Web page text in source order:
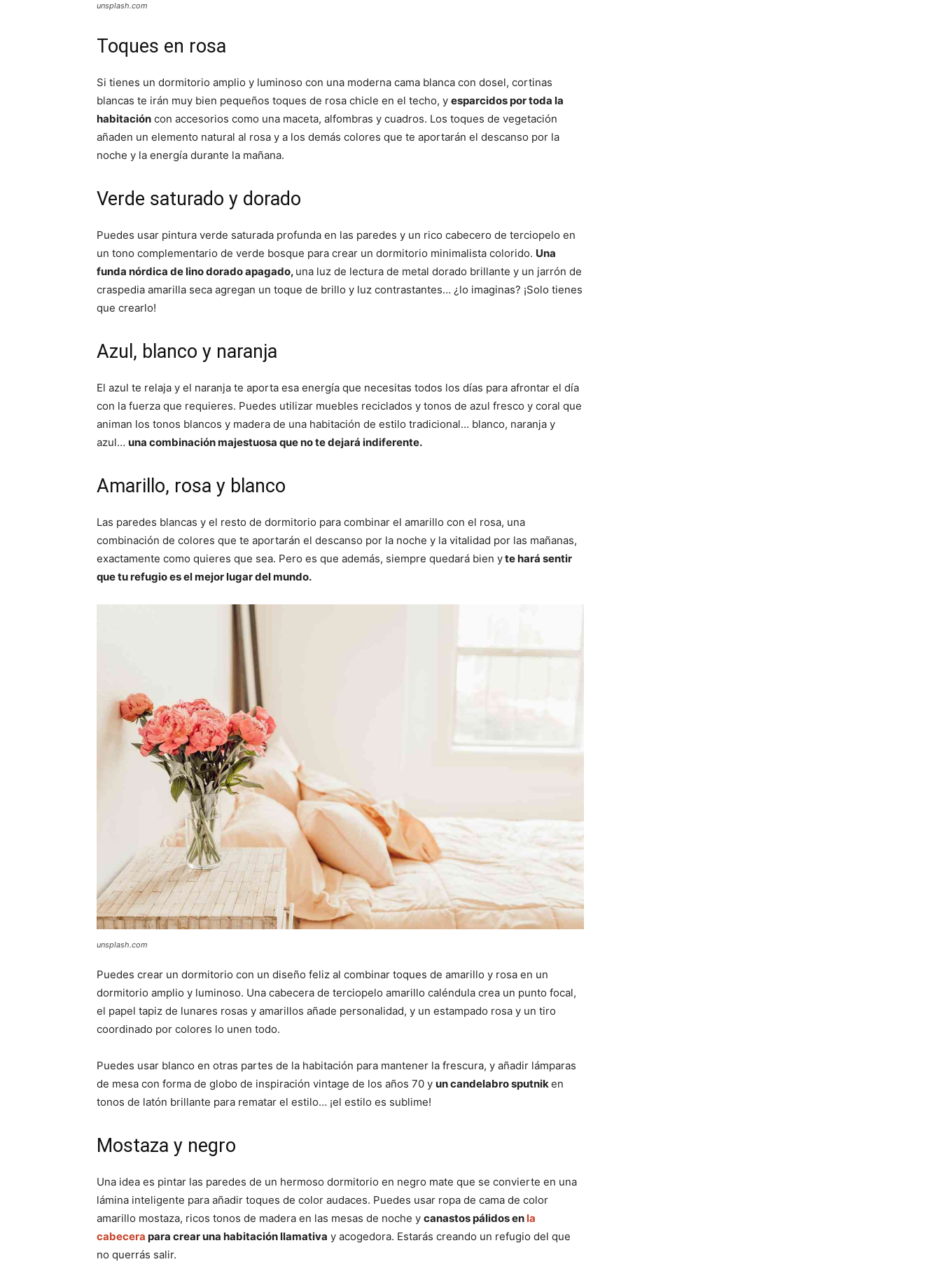
unsplash.com
Toques en rosa
Si tienes un dormitorio amplio y luminoso con una moderna cama blanca con dosel, cortinas
blancas te irán muy bien pequeños toques de rosa chicle en el techo, y esparcidos por toda la
habitación con accesorios como una maceta, alfombras y cuadros. Los toques de vegetación
añaden un elemento natural al rosa y a los demás colores que te aportarán el descanso por la
noche y la energía durante la mañana.
Verde saturado y dorado
Puedes usar pintura verde saturada profunda en las paredes y un rico cabecero de terciopelo en
un tono complementario de verde bosque para crear un dormitorio minimalista colorido. Una
funda nórdica de lino dorado apagado, una luz de lectura de metal dorado brillante y un jarrón de
craspedia amarilla seca agregan un toque de brillo y luz contrastantes… ¿lo imaginas? ¡Solo tienes
que crearlo!
Azul, blanco y naranja
El azul te relaja y el naranja te aporta esa energía que necesitas todos los días para afrontar el día
con la fuerza que requieres. Puedes utilizar muebles reciclados y tonos de azul fresco y coral que
animan los tonos blancos y madera de una habitación de estilo tradicional… blanco, naranja y
azul… una combinación majestuosa que no te dejará indiferente.
Amarillo, rosa y blanco
Las paredes blancas y el resto de dormitorio para combinar el amarillo con el rosa, una
combinación de colores que te aportarán el descanso por la noche y la vitalidad por las mañanas,
exactamente como quieres que sea. Pero es que además, siempre quedará bien yte hará sentir
que tu refugio es el mejor lugar del mundo.
unsplash.com
Puedes crear un dormitorio con un diseño feliz al combinar toques de amarillo y rosa en un
dormitorio amplio y luminoso. Una cabecera de terciopelo amarillo caléndula crea un punto focal,
el papel tapiz de lunares rosas y amarillos añade personalidad, y un estampado rosa y un tiro
coordinado por colores lo unen todo.
Puedes usar blanco en otras partes de la habitación para mantener la frescura, y añadir lámparas
de mesa con forma de globo de inspiración vintage de los años 70 y un candelabro sputniken
tonos de latón brillante para rematar el estilo… ¡el estilo es sublime!
Mostaza y negro
Una idea es pintar las paredes de un hermoso dormitorio en negro mate que se convierte en una
lámina inteligente para añadir toques de color audaces. Puedes usar ropa de cama de color
amarillo mostaza, ricos tonos de madera en las mesas de noche y canastos pálidos en la
cabecera para crear una habitación llamativa y acogedora. Estarás creando un refugio del que
no querrás salir.